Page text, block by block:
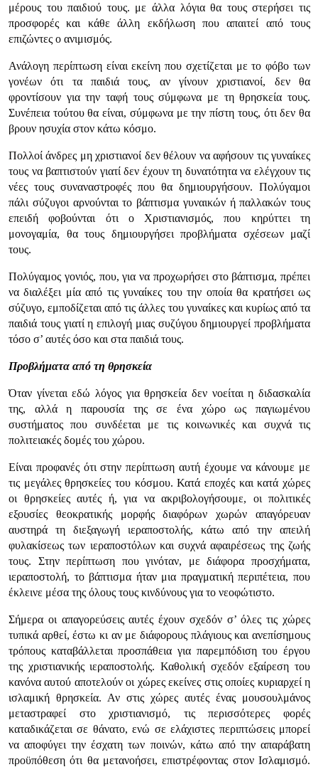
μέρους του παιδιού τους. με άλλα λόγια θα τους στερήσει τις
προσφορές και κάθε άλλη εκδήλωση που απαιτεί από τους
επιζώντες ο ανιμισμός.
Ανάλογη περίπτωση είναι εκείνη που σχετίζεται με το φόβο των
γονέων ότι τα παιδιά τους, αν γίνουν χριστιανοί, δεν θα
φροντίσουν για την ταφή τους σύμφωνα με τη θρησκεία τους.
Συνέπεια τούτου θα είναι, σύμφωνα με την πίστη τους, ότι δεν θα
βρουν ησυχία στον κάτω κόσμο.
Πολλοί άνδρες μη χριστιανοί δεν θέλουν να αφήσουν τις γυναίκες
τους να βαπτιστούν γιατί δεν έχουν τη δυνατότητα να ελέγχουν τις
νέες τους συναναστροφές που θα δημιουργήσουν. Πολύγαμοι
πάλι σύζυγοι αρνούνται το βάπτισμα γυναικών ή παλλακών τους
επειδή φοβούνται ότι ο Χριστιανισμός, που κηρύττει τη
μονογαμία, θα τους δημιουργήσει προβλήματα σχέσεων μαζί
τους.
Πολύγαμος γονιός, που, για να προχωρήσει στο βάπτισμα, πρέπει
να διαλέξει μία από τις γυναίκες του την οποία θα κρατήσει ως
σύζυγο, εμποδίζεται από τις άλλες του γυναίκες και κυρίως από τα
παιδιά τους γιατί η επιλογή μιας συζύγου δημιουργεί προβλήματα
τόσο σ’ αυτές όσο και στα παιδιά τους.
Προβλήματα από τη θρησκεία
Όταν γίνεται εδώ λόγος για θρησκεία δεν νοείται η διδασκαλία
της, αλλά η παρουσία της σε ένα χώρο ως παγιωμένου
συστήματος που συνδέεται με τις κοινωνικές και συχνά τις
πολιτειακές δομές του χώρου.
Είναι προφανές ότι στην περίπτωση αυτή έχουμε να κάνουμε με
τις μεγάλες θρησκείες του κόσμου. Κατά εποχές και κατά χώρες
οι θρησκείες αυτές ή, για να ακριβολογήσουμε, οι πολιτικές
εξουσίες θεοκρατικής μορφής διαφόρων χωρών απαγόρευαν
αυστηρά τη διεξαγωγή ιεραποστολής, κάτω από την απειλή
φυλακίσεως των ιεραποστόλων και συχνά αφαιρέσεως της ζωής
τους. Στην περίπτωση που γινόταν, με διάφορα προσχήματα,
ιεραποστολή, το βάπτισμα ήταν μια πραγματική περιπέτεια, που
έκλεινε μέσα της όλους τους κινδύνους για το νεοφώτιστο.
Σήμερα οι απαγορεύσεις αυτές έχουν σχεδόν σ’ όλες τις χώρες
τυπικά αρθεί, έστω κι αν με διάφορους πλάγιους και ανεπίσημους
τρόπους καταβάλλεται προσπάθεια για παρεμπόδιση του έργου
της χριστιανικής ιεραποστολής. Καθολική σχεδόν εξαίρεση του
κανόνα αυτού αποτελούν οι χώρες εκείνες στις οποίες κυριαρχεί η
ισλαμική θρησκεία. Αν στις χώρες αυτές ένας μουσουλμάνος
μεταστραφεί στο χριστιανισμό, τις περισσότερες φορές
καταδικάζεται σε θάνατο, ενώ σε ελάχιστες περιπτώσεις μπορεί
να αποφύγει την έσχατη των ποινών, κάτω από την απαράβατη
προϋπόθεση ότι θα μετανοήσει, επιστρέφοντας στον Ισλαμισμό.